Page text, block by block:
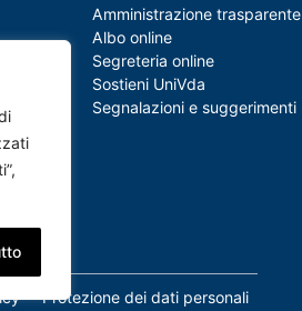
Amministrazione trasparente
Albo online
Segreteria online
Sostieni UniVda
Segnalazioni e suggerimenti
Protezione dei dati personali